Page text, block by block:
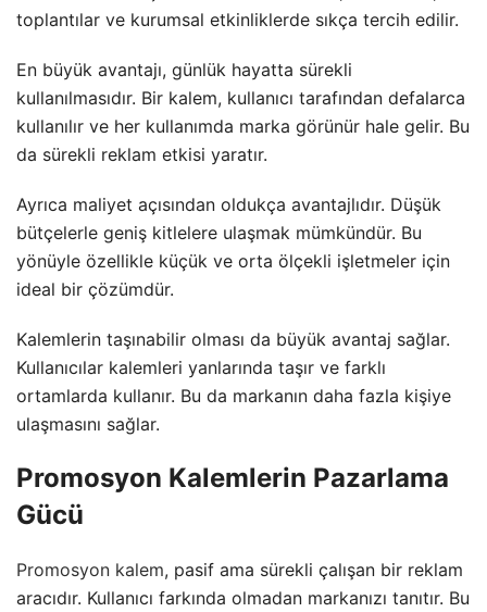
toplantılar ve kurumsal etkinliklerde sıkça tercih edilir.
En büyük avantajı, günlük hayatta sürekli
kullanılmasıdır. Bir kalem, kullanıcı tarafından defalarca
kullanılır ve her kullanımda marka görünür hale gelir. Bu
da sürekli reklam etkisi yaratır.
Ayrıca maliyet açısından oldukça avantajlıdır. Düşük
bütçelerle geniş kitlelere ulaşmak mümkündür. Bu
yönüyle özellikle küçük ve orta ölçekli işletmeler için
ideal bir çözümdür.
Kalemlerin taşınabilir olması da büyük avantaj sağlar.
Kullanıcılar kalemleri yanlarında taşır ve farklı
ortamlarda kullanır. Bu da markanın daha fazla kişiye
ulaşmasını sağlar.
Promosyon Kalemlerin Pazarlama
Gücü
Promosyon kalem, pasif ama sürekli çalışan bir reklam
aracıdır. Kullanıcı farkında olmadan markanızı tanıtır. Bu